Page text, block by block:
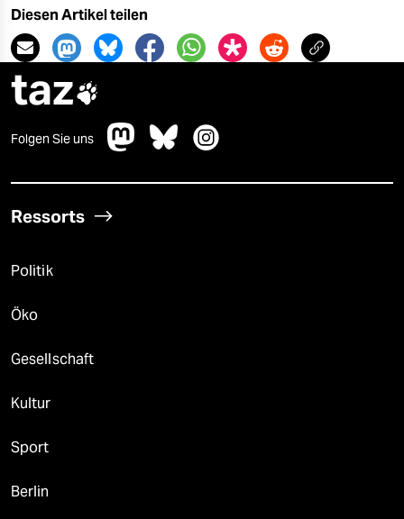
Diesen Artikel teilen
taz
Folgen Sie uns
Ressorts
Politik
Öko
Gesellschaft
Kultur
Sport
Berlin